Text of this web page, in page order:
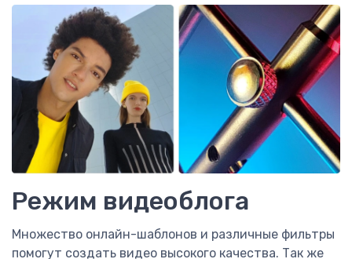
Режим видеоблога
Множество онлайн-шаблонов и различные фильтры
помогут создать видео высокого качества. Так же